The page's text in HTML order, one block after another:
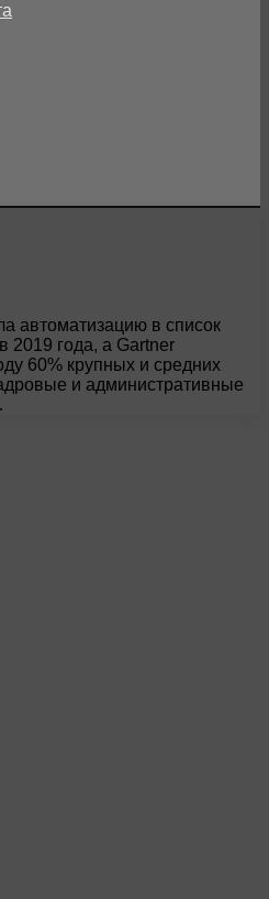
автоматизацию в список
2019 года, а Gartner
60% крупных и средних
и административные